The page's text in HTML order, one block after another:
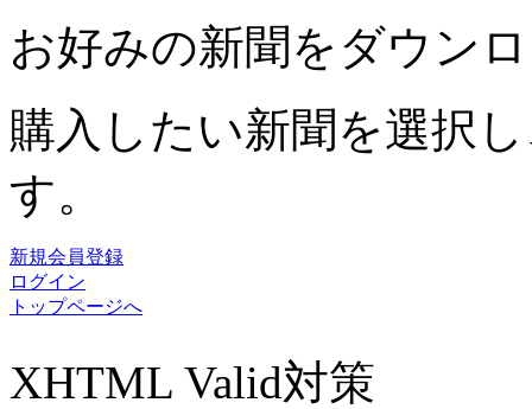
お好みの新聞をダウン
購入したい新聞を選択
す。
新規会員登録
ログイン
トップページへ
XHTML Valid対策